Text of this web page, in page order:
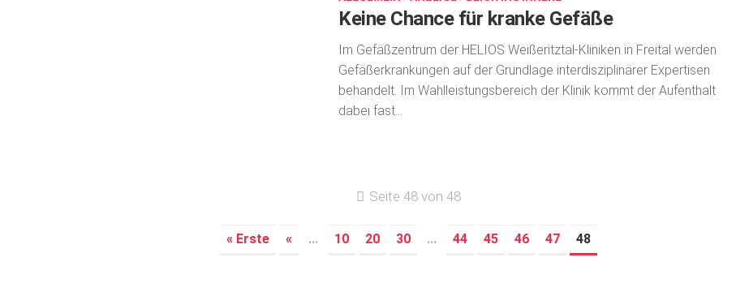
Keine Chance für kranke Gefäße
Im Gefäßzentrum der HELIOS Weißeritztal-Kliniken in Freital werden
Gefäßerkrankungen auf der Grundlage interdisziplinärer Expertisen
behandelt. Im Wahlleistungsbereich der Klinik kommt der Aufenthalt
dabei fast...
Seite 48 von 48
« Erste « ... 10 20 30 ... 44 45 46 47 48